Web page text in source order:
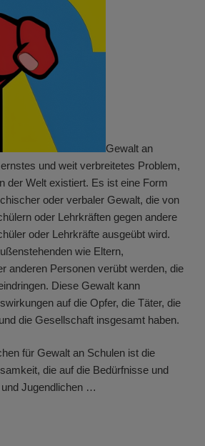
Gewalt an
und weit verbreitetes Problem,
der Welt existiert. Es ist eine Form
oder verbaler Gewalt, die von
oder Lehrkräften gegen andere
oder Lehrkräfte ausgeübt wird.
wie Eltern,
anderen Personen verübt werden, die
Diese Gewalt kann
auf die Opfer, die Täter, die
die Gesellschaft insgesamt haben.
für Gewalt an Schulen ist die
die auf die Bedürfnisse und
Jugendlichen …